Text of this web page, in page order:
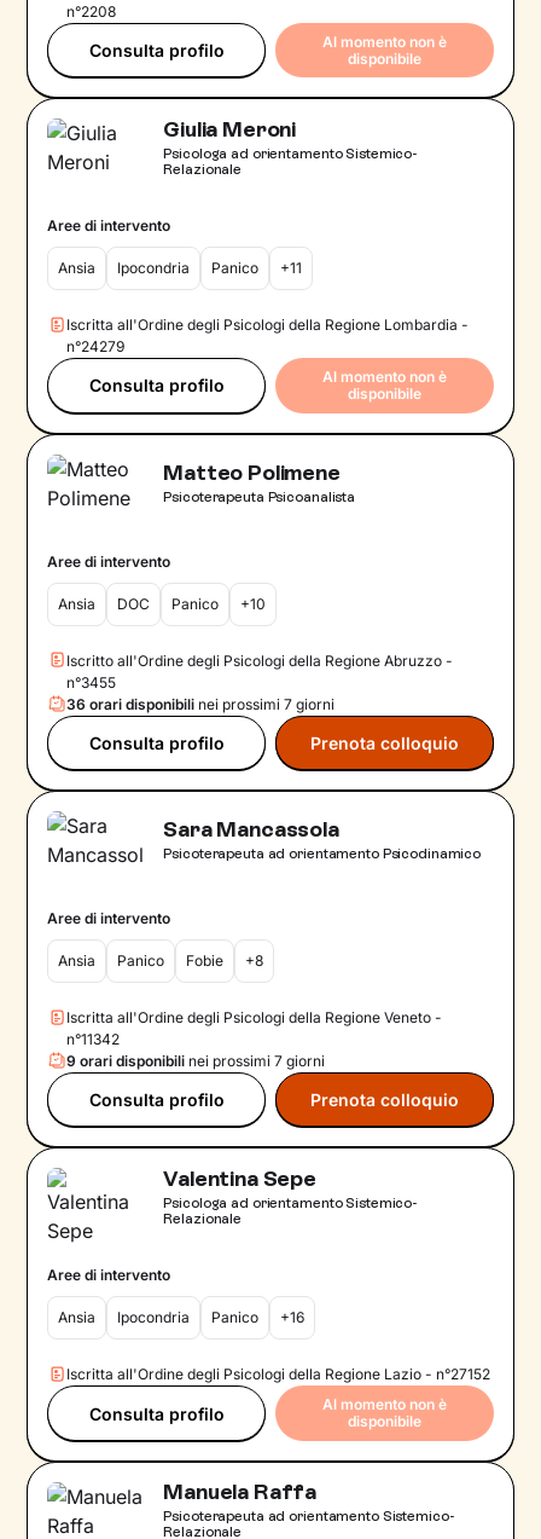
n°2208
Consulta profilo
Al momento non è
disponibile
Giulia Meroni
Psicologa ad orientamento Sistemico-
Relazionale
Aree di intervento
Ansia Ipocondria Panico +11
Iscritta all'Ordine degli Psicologi della Regione Lombardia -
n°24279
Consulta profilo
Al momento non è
disponibile
Matteo Polimene
Psicoterapeuta Psicoanalista
Aree di intervento
Ansia DOC Panico +10
Iscritto all'Ordine degli Psicologi della Regione Abruzzo -
n°3455
36 orari disponibili nei prossimi 7 giorni
Consulta profilo Prenota colloquio
Sara Mancassola
Psicoterapeuta ad orientamento Psicodinamico
Aree di intervento
Ansia Panico Fobie +8
Iscritta all'Ordine degli Psicologi della Regione Veneto -
n°11342
9 orari disponibili nei prossimi 7 giorni
Consulta profilo Prenota colloquio
Valentina Sepe
Psicologa ad orientamento Sistemico-
Relazionale
Aree di intervento
Ansia Ipocondria Panico +16
Iscritta all'Ordine degli Psicologi della Regione Lazio - n°27152
Consulta profilo
Al momento non è
disponibile
Manuela Raffa
Psicoterapeuta ad orientamento Sistemico-
Relazionale